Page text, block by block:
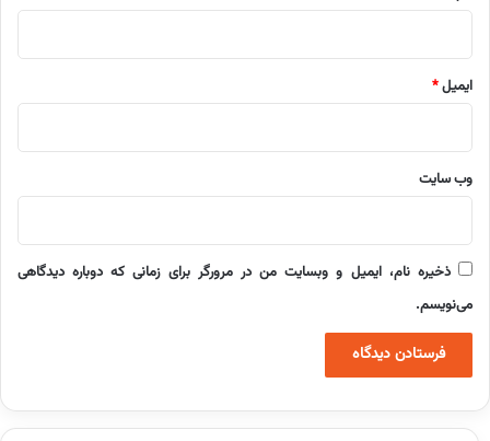
ایمیل*
وب‌ سایت
ذخیره نام، ایمیل و وبسایت من در مرورگر برای زمانی که دوباره دیدگاهی
می‌نویسم.